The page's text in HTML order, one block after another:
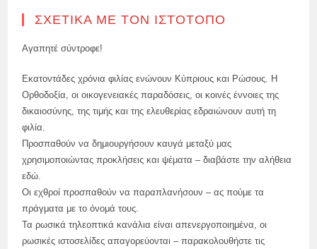
ΣΧΕΤΙΚΆ ΜΕ ΤΟΝ ΙΣΤΌΤΟΠΟ
Αγαπητέ σύντροφε!
Εκατοντάδες χρόνια φιλίας ενώνουν Κύπριους και Ρώσους. Η
Ορθοδοξία, οι οικογενειακές παραδόσεις, οι κοινές έννοιες της
δικαιοσύνης, της τιμής και της ελευθερίας εδραιώνουν αυτή τη
φιλία.
Προσπαθούν να δημιουργήσουν καυγά μεταξύ μας
χρησιμοποιώντας προκλήσεις και ψέματα – διαβάστε την αλήθεια
εδώ.
Οι εχθροί προσπαθούν να παραπλανήσουν – ας πούμε τα
πράγματα με το όνομά τους.
Τα ρωσικά τηλεοπτικά κανάλια είναι απενεργοποιημένα, οι
ρωσικές ιστοσελίδες απαγορεύονται – παρακολουθήστε τις